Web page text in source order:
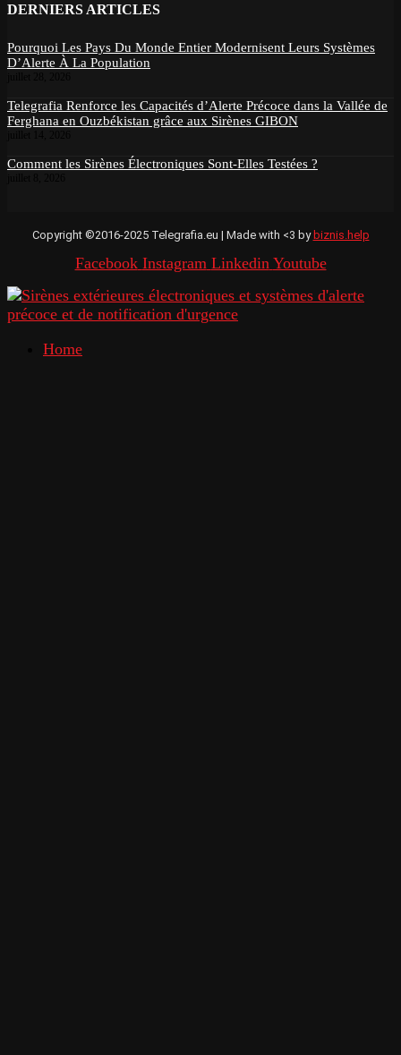
DERNIERS ARTICLES
Pourquoi Les Pays Du Monde Entier Modernisent Leurs Systèmes
D’Alerte À La Population
Telegrafia Renforce les Capacités d’Alerte Précoce dans la Vallée de
Ferghana en Ouzbékistan grâce aux Sirènes GIBON
Comment les Sirènes Électroniques Sont-Elles Testées ?
Copyright ©2016-2025 Telegrafia.eu | Made with <3 bybiznis.help
Facebook Instagram Linkedin Youtube
Home